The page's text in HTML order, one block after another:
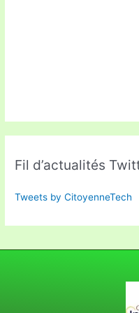
Fil d’actualités
Tweets by CitoyenneTech